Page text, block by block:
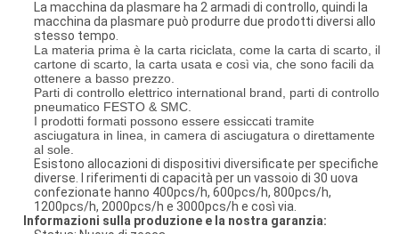
La macchina da plasmare ha 2 armadi di controllo, quindi la
macchina da plasmare può produrre due prodotti diversi allo
stesso tempo.
La materia prima è la carta riciclata, come la carta di scarto, il
cartone di scarto, la carta usata e così via, che sono facili da
ottenere a basso prezzo.
Parti di controllo elettrico international brand, parti di controllo
pneumatico FESTO & SMC.
I prodotti formati possono essere essiccati tramite
asciugatura in linea, in camera di asciugatura o direttamente
al sole.
Esistono allocazioni di dispositivi diversificate per specifiche
diverse. I riferimenti di capacità per un vassoio di 30 uova
confezionate hanno 400pcs/h, 600pcs/h, 800pcs/h,
1200pcs/h, 2000pcs/h e 3000pcs/h e così via.
Informazioni sulla produzione e la nostra garanzia: